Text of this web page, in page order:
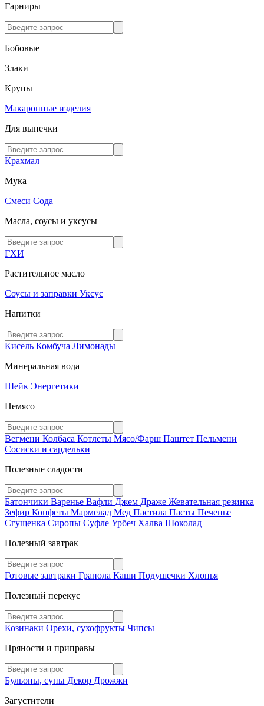
Гарниры
Бобовые
Злаки
Крупы
Макаронные изделия
Для выпечки
Крахмал
Мука
Смеси Сода
Масла, соусы и уксусы
ГХИ
Растительное масло
Соусы и заправки Уксус
Напитки
Кисель Комбуча Лимонады
Минеральная вода
Шейк Энергетики
Немясо
Вегмени Колбаса Котлеты Мясо/Фарш Паштет Пельмени
Сосиски и сардельки
Полезные сладости
Батончики Варенье Вафли Джем Драже Жевательная резинка
Зефир Конфеты Мармелад Мед Пастила Пасты Печенье
Сгущенка Сиропы Суфле Урбеч Халва Шоколад
Полезный завтрак
Готовые завтраки Гранола Каши Подушечки Хлопья
Полезный перекус
Козинаки Орехи, сухофрукты Чипсы
Пряности и приправы
Бульоны, супы Декор Дрожжи
Загустители